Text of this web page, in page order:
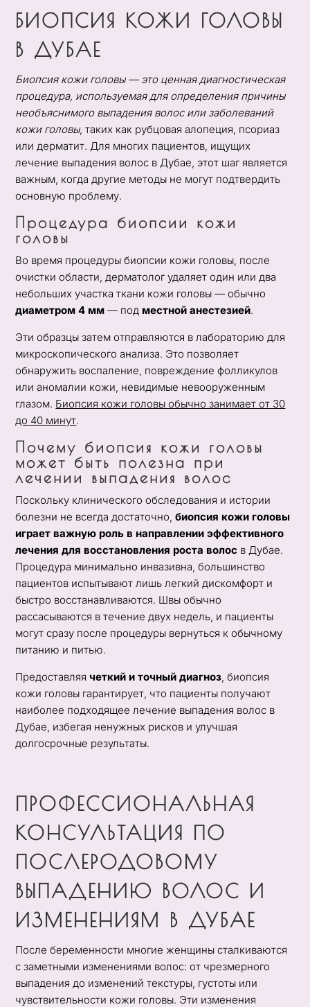
БИОПСИЯ КОЖИ ГОЛОВЫ
В ДУБАЕ
Биопсия кожи головы — это ценная диагностическая
процедура, используемая для определения причины
необъяснимого выпадения волос или заболеваний
кожи головы, таких как рубцовая алопеция, псориаз
или дерматит. Для многих пациентов, ищущих
лечение выпадения волос в Дубае, этот шаг является
важным, когда другие методы не могут подтвердить
основную проблему.
Процедура биопсии кожи
головы
Во время процедуры биопсии кожи головы, после
очистки области, дерматолог удаляет один или два
небольших участка ткани кожи головы — обычно
диаметром 4 мм — под местной анестезией.
Эти образцы затем отправляются в лабораторию для
микроскопического анализа. Это позволяет
обнаружить воспаление, повреждение фолликулов
или аномалии кожи, невидимые невооруженным
глазом. Биопсия кожи головы обычно занимает от 30
до 40 минут.
Почему биопсия кожи головы
может быть полезна при
лечении выпадения волос
Поскольку клинического обследования и истории
болезни не всегда достаточно,биопсия кожи головы
играет важную роль в направлении эффективного
лечения для восстановления роста волос в Дубае.
Процедура минимально инвазивна, большинство
пациентов испытывают лишь легкий дискомфорт и
быстро восстанавливаются. Швы обычно
рассасываются в течение двух недель, и пациенты
могут сразу после процедуры вернуться к обычному
питанию и питью.
Предоставляя четкий и точный диагноз, биопсия
кожи головы гарантирует, что пациенты получают
наиболее подходящее лечение выпадения волос в
Дубае, избегая ненужных рисков и улучшая
долгосрочные результаты.
ПРОФЕССИОНАЛЬНАЯ
КОНСУЛЬТАЦИЯ ПО
ПОСЛЕРОДОВОМУ
ВЫПАДЕНИЮ ВОЛОС И
ИЗМЕНЕНИЯМ В ДУБАЕ
После беременности многие женщины сталкиваются
с заметными изменениями волос: от чрезмерного
выпадения до изменений текстуры, густоты или
чувствительности кожи головы. Эти изменения